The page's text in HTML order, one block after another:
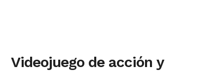
Videojuego de acción y